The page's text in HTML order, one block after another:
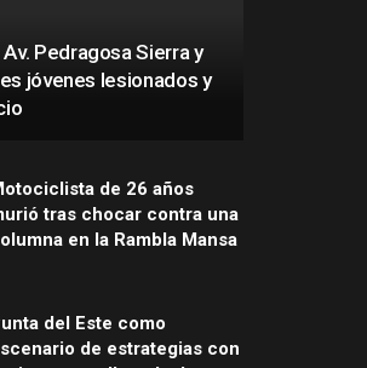
Pedragosa Sierra y
jóvenes lesionados y
de 26 años
tras chocar contra una
en la Rambla Mansa
del Este como
de estrategias con